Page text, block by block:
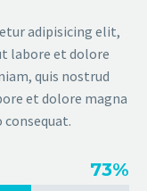
adipisicing elit,
labore et dolore
quis nostrud
et dolore magna
consequat.
73%